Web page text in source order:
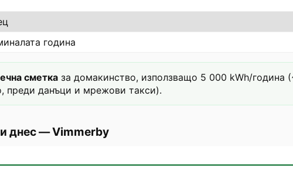
година
сметка за домакинство, използващо 5 000 kWh/
преди данъци и мрежови такси).
днес—Vimmerby